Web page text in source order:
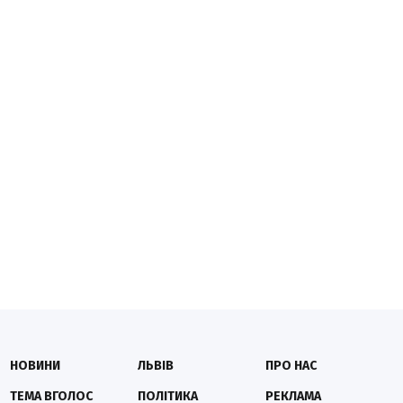
НОВИНИ
ТЕМА ВГОЛОС
ЛЬВІВ
ПОЛІТИКА
ПРО НАС
РЕКЛАМА